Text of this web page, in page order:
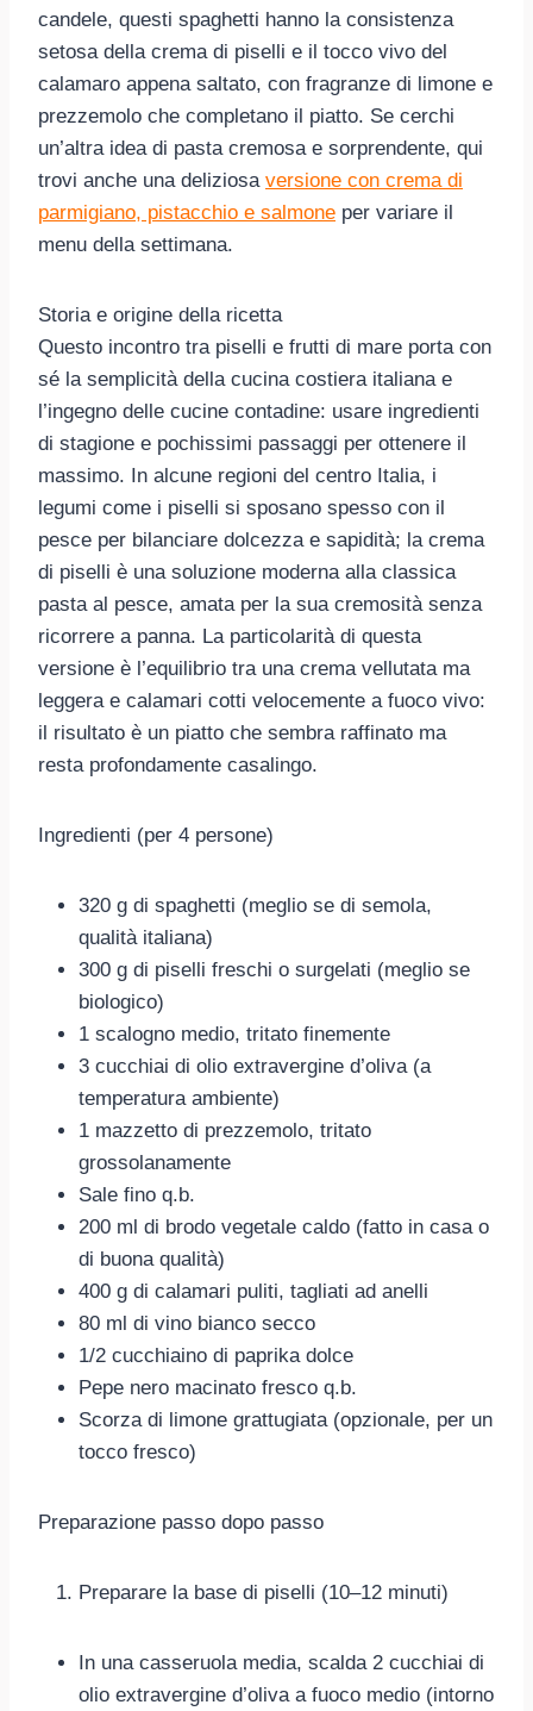
candele, questi spaghetti hanno la consistenza
setosa della crema di piselli e il tocco vivo del
calamaro appena saltato, con fragranze di limone e
prezzemolo che completano il piatto. Se cerchi
un’altra idea di pasta cremosa e sorprendente, qui
trovi anche una deliziosa versione con crema di
parmigiano, pistacchio e salmone per variare il
menu della settimana.
Storia e origine della ricetta
Questo incontro tra piselli e frutti di mare porta con
sé la semplicità della cucina costiera italiana e
l’ingegno delle cucine contadine: usare ingredienti
di stagione e pochissimi passaggi per ottenere il
massimo. In alcune regioni del centro Italia, i
legumi come i piselli si sposano spesso con il
pesce per bilanciare dolcezza e sapidità; la crema
di piselli è una soluzione moderna alla classica
pasta al pesce, amata per la sua cremosità senza
ricorrere a panna. La particolarità di questa
versione è l’equilibrio tra una crema vellutata ma
leggera e calamari cotti velocemente a fuoco vivo:
il risultato è un piatto che sembra raffinato ma
resta profondamente casalingo.
Ingredienti (per 4 persone)
320 g di spaghetti (meglio se di semola,
qualità italiana)
300 g di piselli freschi o surgelati (meglio se
biologico)
1 scalogno medio, tritato finemente
3 cucchiai di olio extravergine d’oliva (a
temperatura ambiente)
1 mazzetto di prezzemolo, tritato
grossolanamente
Sale fino q.b.
200 ml di brodo vegetale caldo (fatto in casa o
di buona qualità)
400 g di calamari puliti, tagliati ad anelli
80 ml di vino bianco secco
1/2 cucchiaino di paprika dolce
Pepe nero macinato fresco q.b.
Scorza di limone grattugiata (opzionale, per un
tocco fresco)
Preparazione passo dopo passo
Preparare la base di piselli (10–12 minuti)
In una casseruola media, scalda 2 cucchiai di
olio extravergine d’oliva a fuoco medio (intorno